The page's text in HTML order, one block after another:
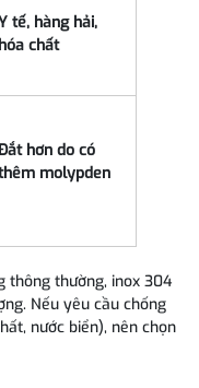
tế, hàng hải,
hóa chất
hơn do có
molypden
thông thường, inox 304
Nếu yêu cầu chống
nước biển), nên chọn